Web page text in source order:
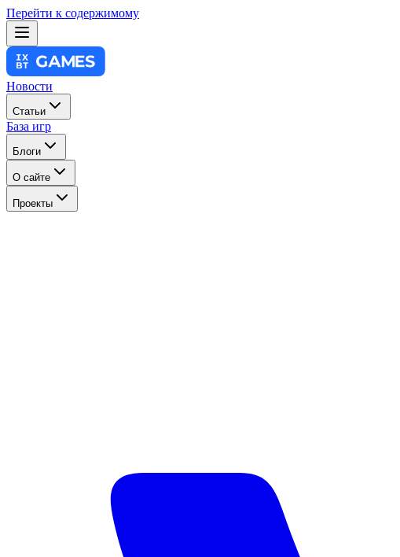
Перейти к содержимому
Новости
Статьи
База игр
Блоги
О сайте
Проекты